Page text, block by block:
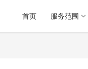
首页 服务范围